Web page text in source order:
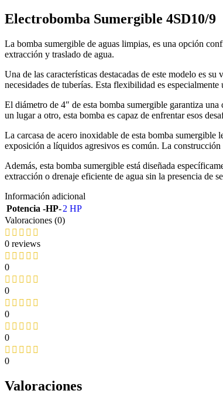
Electrobomba Sumergible 4SD10/9
La bomba sumergible de aguas limpias, es una opción
extracción y traslado de agua.
Una de las características destacadas de este modelo es
necesidades de tuberías. Esta flexibilidad es
El diámetro de 4″ de esta bomba sumergible garantiza
un lugar a otro, esta bomba es capaz de enfrentar esos
La carcasa de acero inoxidable de esta bomba
exposición a líquidos agresivos es común. La
Además, esta bomba sumergible está diseñada
extracción o drenaje eficiente de agua sin la presencia de
Información adicional
Potencia -HP-2 HP
Valoraciones (0)
0 reviews
0
0
0
0
0
Valoraciones